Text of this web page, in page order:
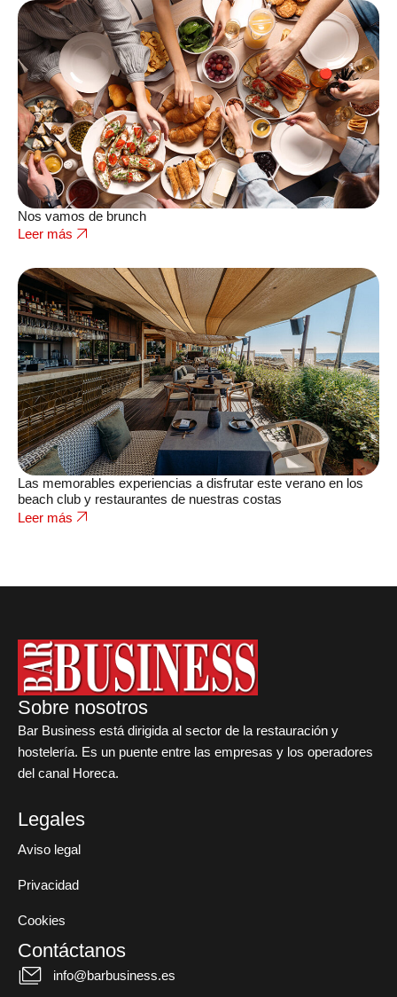
Nos vamos de brunch
Leer más
Las memorables experiencias a disfrutar este verano en los
beach club y restaurantes de nuestras costas
Leer más
Sobre nosotros
Bar Business está dirigida al sector de la restauración y
hostelería. Es un puente entre las empresas y los operadores
del canal Horeca.
Legales
Aviso legal
Privacidad
Cookies
Contáctanos
info@barbusiness.es